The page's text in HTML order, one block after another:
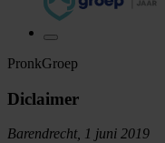
PronkGroep
Diclaimer
Barendrecht, 1 juni 2019